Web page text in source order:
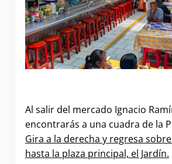
Al salir del mercado Ignacio
encontrarás a una cuadra de la
Gira a la derecha y regresa
hasta la plaza principal, el Jardín.